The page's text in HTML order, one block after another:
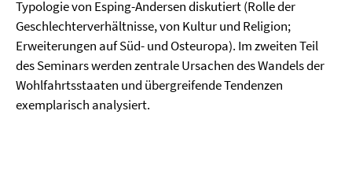
Typologie von Esping-Andersen diskutiert (Rolle der
Geschlechterverhältnisse, von Kultur und Religion;
Erweiterungen auf Süd- und Osteuropa). Im zweiten Teil
des Seminars werden zentrale Ursachen des Wandels der
Wohlfahrtsstaaten und übergreifende Tendenzen
exemplarisch analysiert.